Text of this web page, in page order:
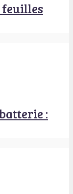
: